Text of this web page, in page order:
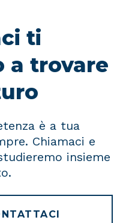
ti
a trovare
è a tua
Chiamaci e
insieme